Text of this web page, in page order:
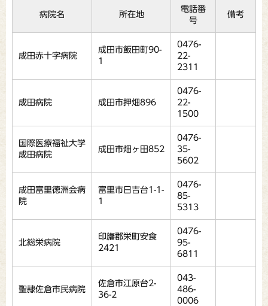
病院名 所在地
電話番
号
備考
成田赤十字病院
成田市飯田町90-
1
0476-
22-
2311
成田病院 成田市押畑896
0476-
22-
1500
国際医療福祉大学
成田病院
成田市畑ヶ田852
0476-
35-
5602
成田富里徳洲会病
院
富里市日吉台1-1-
1
0476-
85-
5313
北総栄病院
印旛郡栄町安食
2421
0476-
95-
6811
聖隷佐倉市民病院
佐倉市江原台2-
36-2
043-
486-
0006